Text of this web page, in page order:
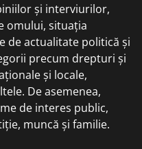
și interviurilor,
omului, situația
de actualitate politică și
precum drepturi și
și locale,
De asemenea,
de interes public,
muncă și familie.